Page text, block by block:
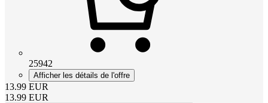
25942
Afficher les détails de l'offre
13.99 EUR
13.99 EUR